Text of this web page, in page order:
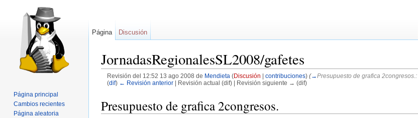
JornadasRegionalesSL2008/gafetes
Revisión del 12:52 13 ago 2008 de Mendieta (Discusión contribuciones) (→Presupuesto de grafica 2congresos.:
(dif) ← Revisión anterior| Revisión actual (dif) | Revisión siguiente → (dif)
Presupuesto de grafica 2congresos.
Página Discusión
Página principal
Cambios recientes
Página aleatoria